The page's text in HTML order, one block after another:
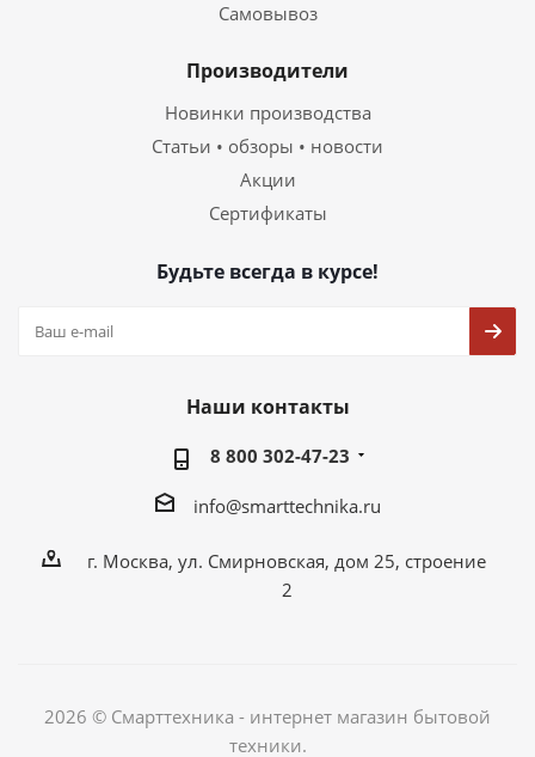
Самовывоз
Производители
Новинки производства
Статьи • обзоры • новости
Акции
Сертификаты
Будьте всегда в курсе!
Наши контакты
8 800 302-47-23
info@smarttechnika.ru
г. Москва, ул. Смирновская, дом 25, строение
2
2026 © Смарттехника - интернет магазин бытовой
техники.